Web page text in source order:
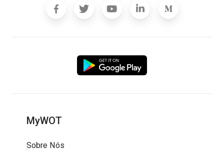
MyWOT
Sobre Nós